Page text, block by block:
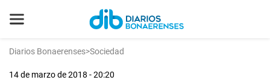
Diarios Bonaerenses>Sociedad
14 de marzo de 2018 - 20:20